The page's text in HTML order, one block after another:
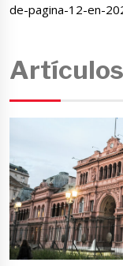
de-pagina-12-en-